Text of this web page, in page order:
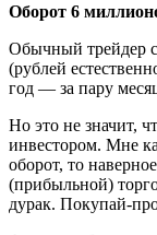
Оборот 6
Обычный трейдер
(рублей
год — за пару
Но это не значит,
инвестором. Мне
оборот, то
(прибыльной)
дурак. Покупай-